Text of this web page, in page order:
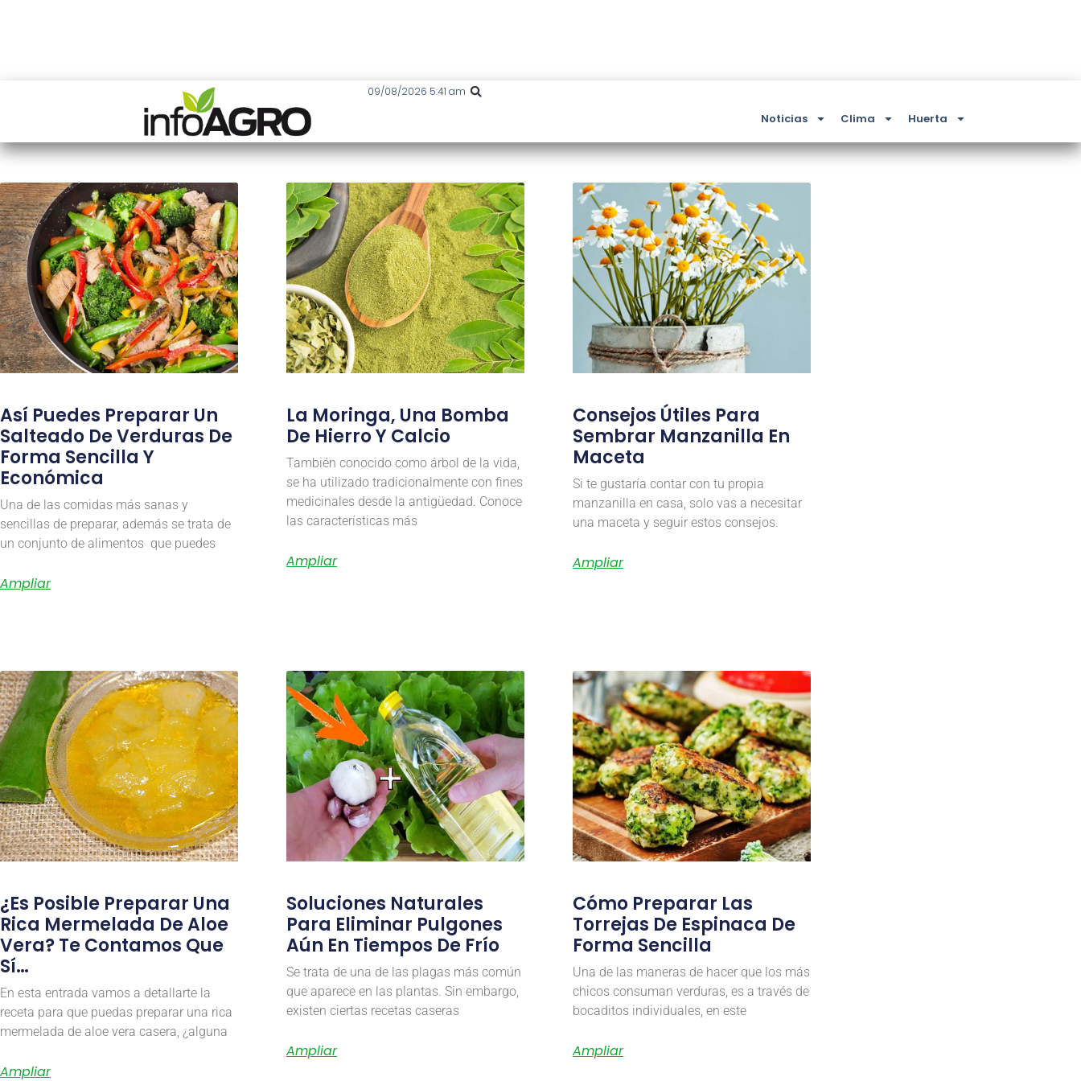
09/08/2026 5:41 am
Noticias Clima Huerta
Así Puedes Preparar Un
Salteado De Verduras De
Forma Sencilla Y
Económica
Una de las comidas más sanas y
sencillas de preparar, además se trata de
un conjunto de alimentos que puedes
Ampliar
La Moringa, Una Bomba
De Hierro Y Calcio
También conocido como árbol de la vida,
se ha utilizado tradicionalmente con fines
medicinales desde la antigüedad. Conoce
las características más
Ampliar
Consejos Útiles Para
Sembrar Manzanilla En
Maceta
Si te gustaría contar con tu propia
manzanilla en casa, solo vas a necesitar
una maceta y seguir estos consejos.
Ampliar
¿Es Posible Preparar Una
Rica Mermelada De Aloe
Vera? Te Contamos Que
Sí…
En esta entrada vamos a detallarte la
receta para que puedas preparar una rica
mermelada de aloe vera casera, ¿alguna
Ampliar
Soluciones Naturales
Para Eliminar Pulgones
Aún En Tiempos De Frío
Se trata de una de las plagas más común
que aparece en las plantas. Sin embargo,
existen ciertas recetas caseras
Ampliar
Cómo Preparar Las
Torrejas De Espinaca De
Forma Sencilla
Una de las maneras de hacer que los más
chicos consuman verduras, es a través de
bocaditos individuales, en este
Ampliar